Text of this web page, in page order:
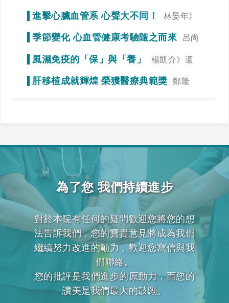
療是為了未來生活品質
進擊心臟血管系 心聲大不同！
林晏年》
調整生活習慣「心」事就變少！
季節變化 心血管健康考驗隨之而來
呂尚
風濕免疫的「保」與「養」
楊凱介》適
當運動，達到調整免疫力的效果
肝移植成就輝煌 榮獲醫療典範獎
鄭隆
為了您 我們持續進步
對於本院有任何的疑問歡迎您將您的想
法告訴我們，您的寶貴意見將成為我們
繼續努力改進的動力，歡迎您寫信與我
們聯絡。
您的批評是我們進步的原動力，而您的
讚美是我們最大的鼓勵。